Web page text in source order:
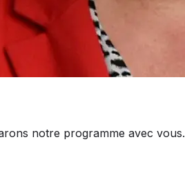
notre programme avec vous.